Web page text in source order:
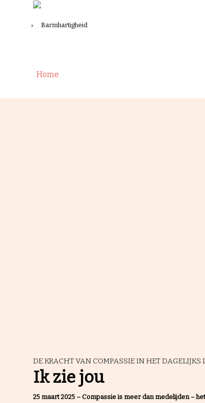
Home
Agenda
DE KRACHT VAN COMPASSIE IN HET DAGELIJKS
Ik zie jou
25 maart 2025 – Compassie is meer dan medelijden –